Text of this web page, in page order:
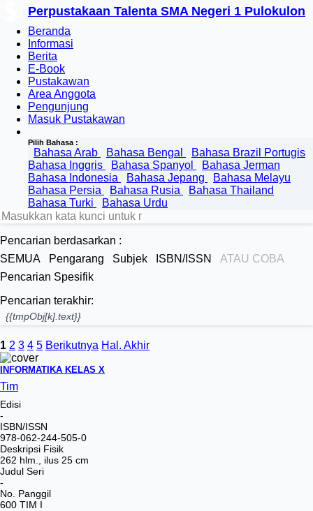
Perpustakaan Talenta SMA Negeri 1 Pulokulon
Beranda
Informasi
Berita
E-Book
Pustakawan
Area Anggota
Pengunjung
Masuk Pustakawan
Pilih Bahasa :
Bahasa Arab Bahasa Bengal
Bahasa Brazil Portugis
Bahasa Inggris
Bahasa Spanyol
Bahasa Jerman
Bahasa Indonesia
Bahasa Jepang
Bahasa Melayu
Bahasa Persia
Bahasa Rusia
Bahasa Thailand
Bahasa Turki
Bahasa Urdu
Pencarian berdasarkan :
SEMUA
Pengarang Subjek ISBN/ISSN
ATAU COBA
Pencarian Spesifik
Pencarian terakhir:
{{tmpObj[k].text}}
1 2 3 4 5 Berikutnya Hal. Akhir
INFORMATIKA KELAS X
Tim
Edisi
-
ISBN/ISSN
978-062-244-505-0
Deskripsi Fisik
262 hlm., ilus 25 cm
Judul Seri
-
No. Panggil
600 TIM I